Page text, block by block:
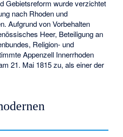
Gebietsreform wurde verzichtet
nach Rhoden und
Aufgrund von Vorbehalten
Heer, Beteiligung an
Religion- und
Appenzell Innerrhoden
21. Mai 1815 zu, als einer der